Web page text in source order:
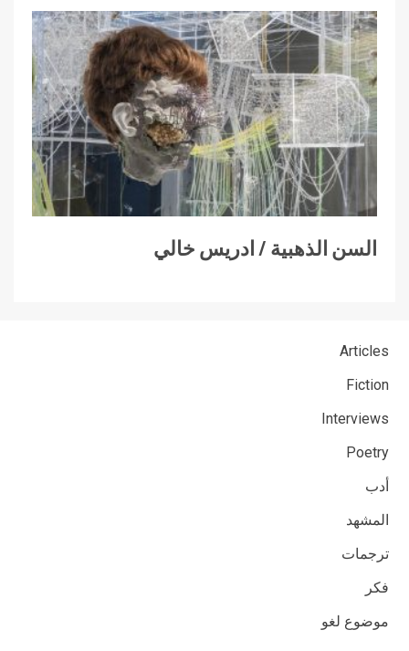
السن الذهبية / ادريس خالي
Articles
Fiction
Interviews
Poetry
أدب
المشهد
ترجمات
فكر
موضوع لغو